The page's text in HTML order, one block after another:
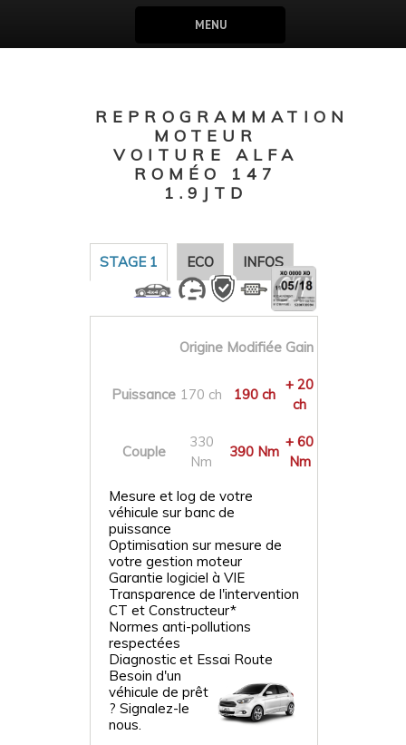
MENU
REPROGRAMMATION
MOTEUR
VOITURE ALFA
ROMÉO 147
1.9JTD
STAGE 1 ECO INFOS
Origine Modifiée Gain
Puissance 170 ch 190 ch
+ 20
ch
Couple
330
Nm
390 Nm
+ 60
Nm
Mesure et log de votre
véhicule sur banc de
puissance
Optimisation sur mesure de
votre gestion moteur
Garantie logiciel à VIE
Transparence de l'intervention
CT et Constructeur*
Normes anti-pollutions
respectées
Diagnostic et Essai Route
Besoin d'un
véhicule de prêt
? Signalez-le
nous.